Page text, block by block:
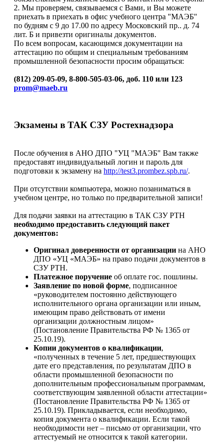
2. Мы проверяем, связываемся с Вами, и Вы можете
приехать в приехать в офис учебного центра "МАЭБ"
по будням с 9 до 17.00 по адресу Московский пр.. д. 74
лит. Б и привезти оригиналы документов.
По всем вопросам, касающимся документации на
аттестацию по общим и специальным требованиям
промышленной безопасности просим обращаться:
(812) 209-05-09, 8-800-505-03-06, доб. 110 или 123
prom@maeb.ru
Экзамены в ТАК СЗУ Ростехнадзора
После обучения в АНО ДПО "УЦ "МАЭБ" Вам также
предоставят индивидуальный логин и пароль для
подготовки к экзамену на http://test3.prombez.spb.ru/.
При отсутствии компьютера, можно позаниматься в
учебном центре, но только по предварительной записи!
Для подачи заявки на аттестацию в ТАК СЗУ РТН
необходимо предоставить следующий пакет
документов:
Оригинал доверенности от организации на АНО
ДПО «УЦ «МАЭБ» на право подачи документов в
СЗУ РТН.
Платежное поручение об оплате гос. пошлины.
Заявление по новой форме, подписанное
«руководителем постоянно действующего
исполнительного органа организации или иным,
имеющим право действовать от имени
организации должностным лицом»
(Постановление Правительства РФ № 1365 от
25.10.19).
Копии документов о квалификации,
«полученных в течение 5 лет, предшествующих
дате его представления, по результатам ДПО в
области промышленной безопасности по
дополнительным профессиональным программам,
соответствующим заявленной области аттестации»
(Постановление Правительства РФ № 1365 от
25.10.19). Прикладывается, если необходимо,
копия документа о квалификации. Если такой
необходимости нет – письмо от организации, что
аттестуемый не относится к такой категории.